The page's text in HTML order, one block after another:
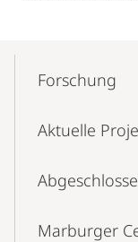
NavigationForschung
Aktuelle
Marburger